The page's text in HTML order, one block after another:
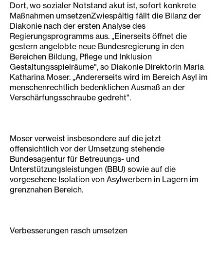
Dort, wo sozialer Notstand akut ist, sofort konkrete
Maßnahmen umsetzenZwiespältig fällt die Bilanz der
Diakonie nach der ersten Analyse des
Regierungsprogramms aus. „Einerseits öffnet die
gestern angelobte neue Bundesregierung in den
Bereichen Bildung, Pflege und Inklusion
Gestaltungsspielräume", so Diakonie Direktorin Maria
Katharina Moser. „Andererseits wird im Bereich Asyl im
menschenrechtlich bedenklichen Ausmaß an der
Verschärfungsschraube gedreht".
Moser verweist insbesondere auf die jetzt
offensichtlich vor der Umsetzung stehende
Bundesagentur für Betreuungs- und
Unterstützungsleistungen (BBU) sowie auf die
vorgesehene Isolation von Asylwerbern in Lagern im
grenznahen Bereich.
Verbesserungen rasch umsetzen